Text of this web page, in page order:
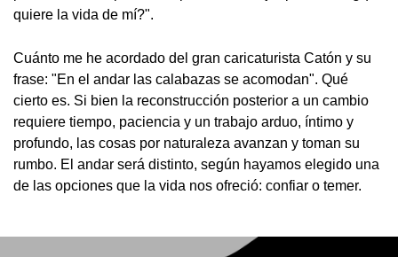
quiere la vida de mí?".
Cuánto me he acordado del gran caricaturista Catón y su
frase: "En el andar las calabazas se acomodan". Qué
cierto es. Si bien la reconstrucción posterior a un cambio
requiere tiempo, paciencia y un trabajo arduo, íntimo y
profundo, las cosas por naturaleza avanzan y toman su
rumbo. El andar será distinto, según hayamos elegido una
de las opciones que la vida nos ofreció: confiar o temer.